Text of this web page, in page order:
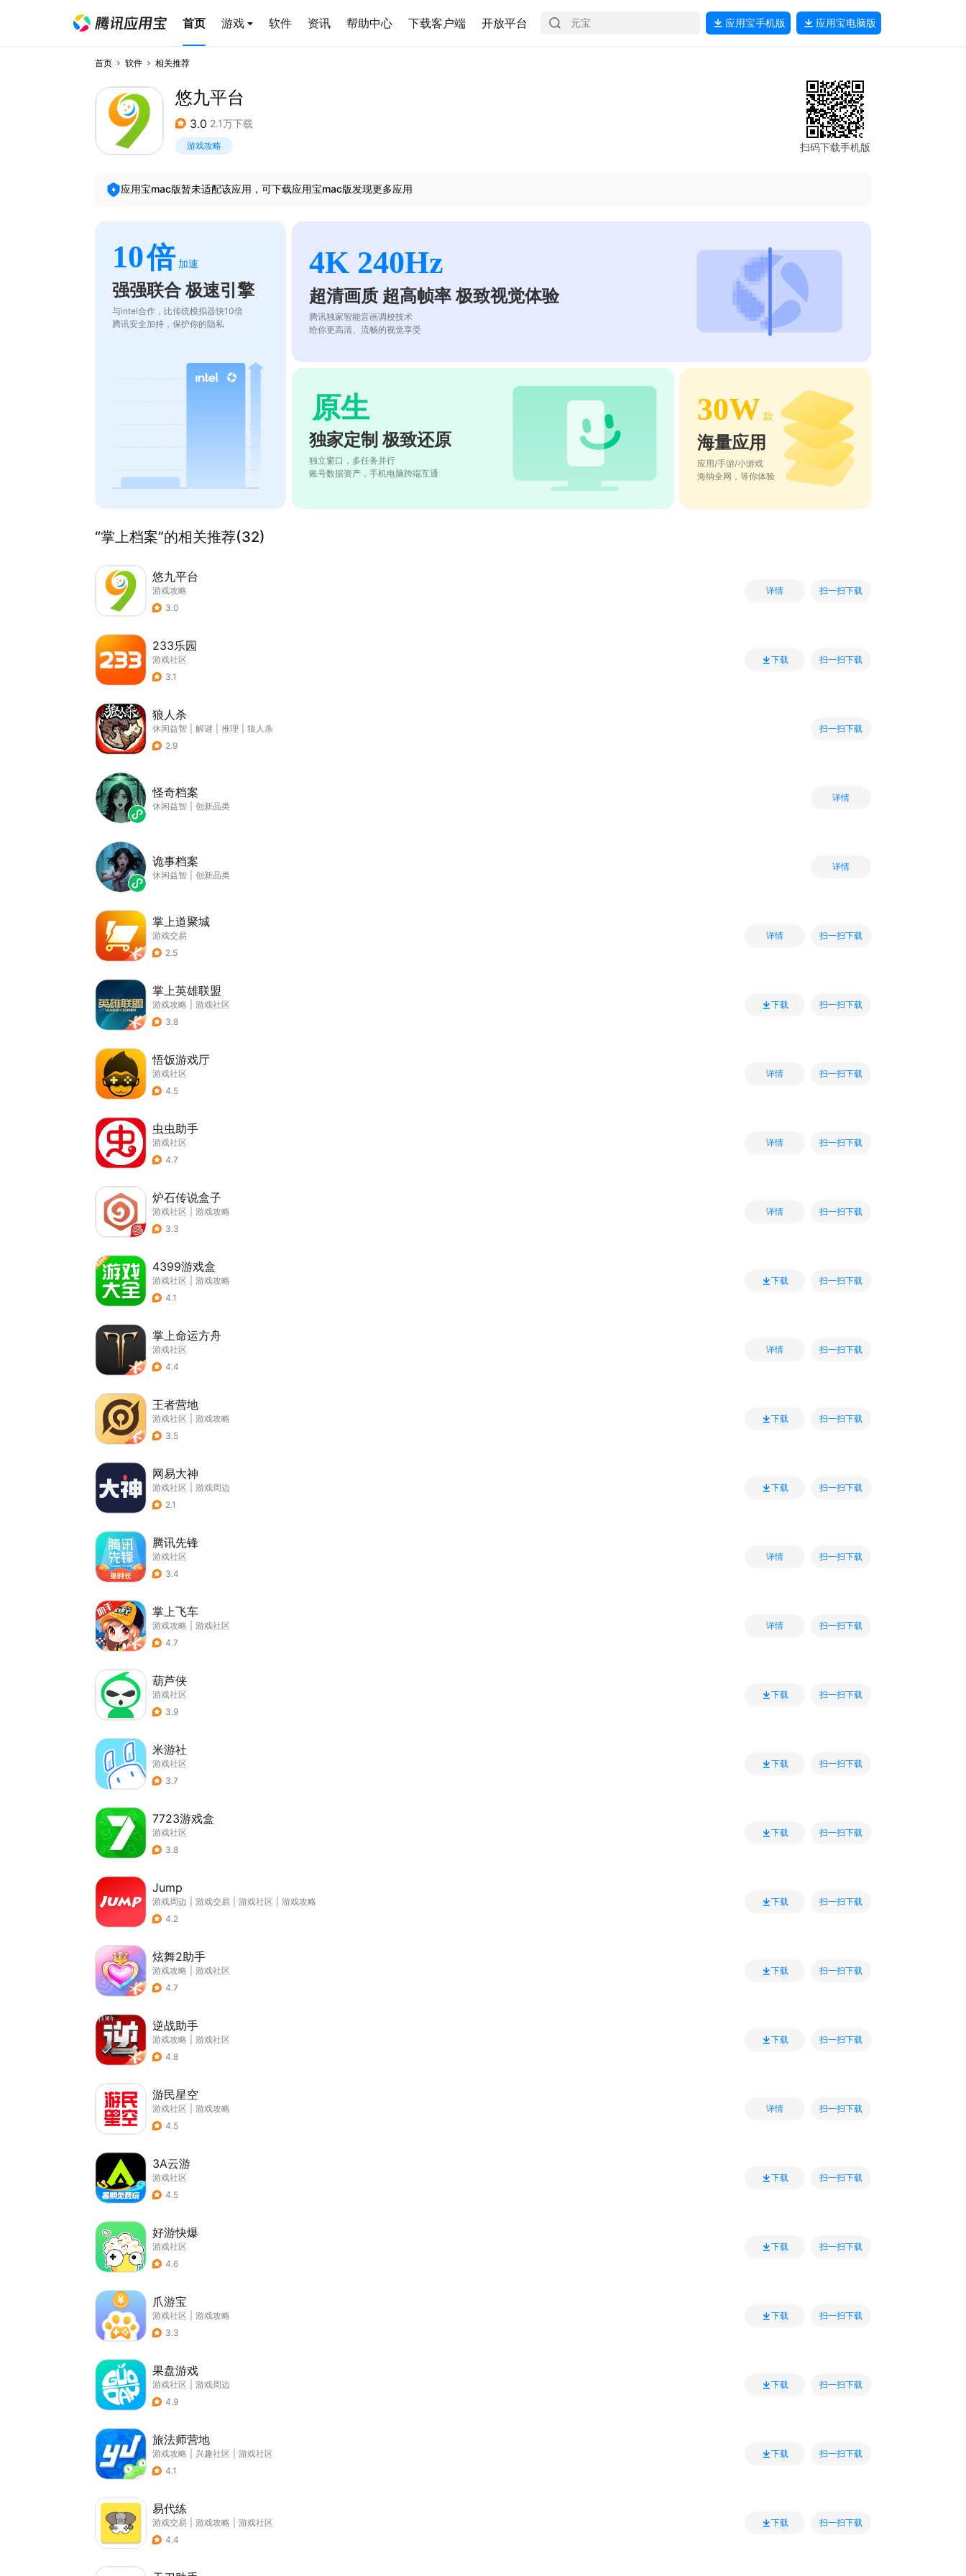
首页 游戏 软件 资讯 帮助中心 下载客户端 开放平台 应用宝手机版 应用宝电脑版
首页 软件 相关推荐
悠九平台
3.0 2.1万下载
游戏攻略 扫码下载手机版
应用宝mac版暂未适配该应用，可下载应用宝mac版发现更多应用
10倍 加速
强强联合 极速引擎
与intel合作，比传统模拟器快10倍
腾讯安全加持，保护你的隐私
4K 240Hz
超清画质 超高帧率 极致视觉体验
腾讯独家智能音画调校技术
给你更高清、流畅的视觉享受
原生
独家定制 极致还原
独立窗口，多任务并行
账号数据资产，手机电脑跨端互通
30W 款
海量应用
应用/手游/小游戏
海纳全网，等你体验
“掌上档案”的相关推荐(32)
悠九平台
游戏攻略
3.0
详情 扫一扫下载
233乐园
游戏社区
3.1
下载 扫一扫下载
狼人杀
休闲益智 解谜 推理
狼人杀
2.9
扫一扫下载
怪奇档案
休闲益智 创新品类
详情
诡事档案
休闲益智 创新品类
详情
掌上道聚城
游戏交易
2.5
详情 扫一扫下载
掌上英雄联盟
游戏攻略
游戏社区
3.8
下载 扫一扫下载
悟饭游戏厅
游戏社区
4.5
详情 扫一扫下载
虫虫助手
游戏社区
4.7
详情 扫一扫下载
炉石传说盒子
游戏社区
游戏攻略
3.3
详情 扫一扫下载
4399游戏盒
游戏社区
游戏攻略
4.1
下载 扫一扫下载
掌上命运方舟
游戏社区
4.4
详情 扫一扫下载
王者营地
游戏社区
游戏攻略
3.5
下载 扫一扫下载
网易大神
游戏社区
游戏周边
2.1
下载 扫一扫下载
腾讯先锋
游戏社区
3.4
详情 扫一扫下载
掌上飞车
游戏攻略
游戏社区
4.7
详情 扫一扫下载
葫芦侠
游戏社区
3.9
下载 扫一扫下载
米游社
游戏社区
3.7
下载 扫一扫下载
7723游戏盒
游戏社区
3.8
下载 扫一扫下载
Jump
游戏周边 游戏交易 游戏社区
游戏攻略
4.2
下载 扫一扫下载
炫舞2助手
游戏攻略
游戏社区
4.7
下载 扫一扫下载
逆战助手
游戏攻略
游戏社区
4.8
下载 扫一扫下载
游民星空
游戏社区
游戏攻略
4.5
详情 扫一扫下载
3A云游
游戏社区
4.5
下载 扫一扫下载
好游快爆
游戏社区
4.6
下载 扫一扫下载
爪游宝
游戏社区
游戏攻略
3.3
下载 扫一扫下载
果盘游戏
游戏社区
游戏周边
4.9
下载 扫一扫下载
旅法师营地
游戏攻略 兴趣社区
游戏社区
4.1
下载 扫一扫下载
易代练
游戏交易 游戏攻略
游戏社区
4.4
下载 扫一扫下载